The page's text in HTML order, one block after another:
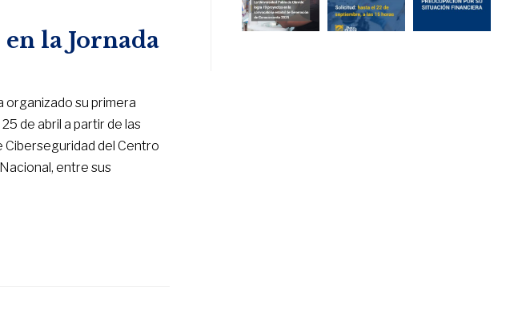
en la Jornada
organizado su primera
de abril a partir de las
Ciberseguridad del Centro
entre sus